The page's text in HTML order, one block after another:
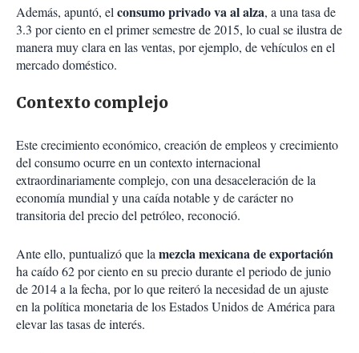
Además, apuntó, el consumo privado va al alza, a una tasa de
3.3 por ciento en el primer semestre de 2015, lo cual se ilustra de
manera muy clara en las ventas, por ejemplo, de vehículos en el
mercado doméstico.
Contexto complejo
Este crecimiento económico, creación de empleos y crecimiento
del consumo ocurre en un contexto internacional
extraordinariamente complejo, con una desaceleración de la
economía mundial y una caída notable y de carácter no
transitoria del precio del petróleo, reconoció.
Ante ello, puntualizó que la mezcla mexicana de exportación
ha caído 62 por ciento en su precio durante el periodo de junio
de 2014 a la fecha, por lo que reiteró la necesidad de un ajuste
en la política monetaria de los Estados Unidos de América para
elevar las tasas de interés.